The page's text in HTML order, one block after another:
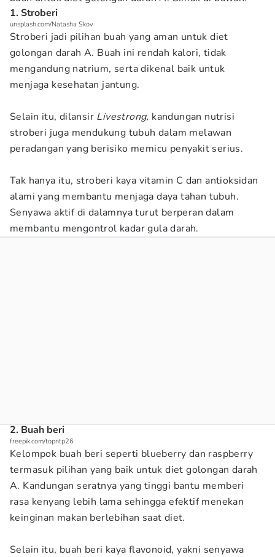
1. Stroberi
unsplash.com/Natasha Skov
Stroberi jadi pilihan buah yang aman untuk diet
golongan darah A. Buah ini rendah kalori, tidak
mengandung natrium, serta dikenal baik untuk
menjaga kesehatan jantung.
Selain itu, dilansir Livestrong, kandungan nutrisi
stroberi juga mendukung tubuh dalam melawan
peradangan yang berisiko memicu penyakit serius.
Tak hanya itu, stroberi kaya vitamin C dan antioksidan
alami yang membantu menjaga daya tahan tubuh.
Senyawa aktif di dalamnya turut berperan dalam
membantu mengontrol kadar gula darah.
2. Buah beri
freepik.com/topntp26
Kelompok buah beri seperti blueberry dan raspberry
termasuk pilihan yang baik untuk diet golongan darah
A. Kandungan seratnya yang tinggi bantu memberi
rasa kenyang lebih lama sehingga efektif menekan
keinginan makan berlebihan saat diet.
Selain itu, buah beri kaya flavonoid, yakni senyawa